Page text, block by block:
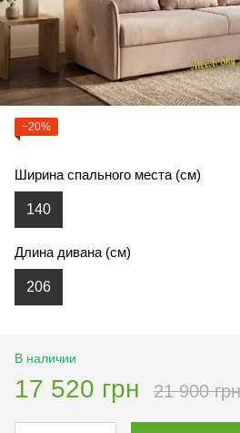
−20%
Ширина спального места (см)
140
Длина дивана (см)
206
В наличии
17 520 грн 21 900 грн